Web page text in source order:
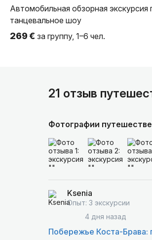
Автомобильная обзорная экскурсия
танцевальное шоу
269 € за группу, 1–6 чел.
21 отзыв
Фотографии
Ksenia
Опыт: 3 экскурсии
4 дня назад
Побережье Коста-Брава: